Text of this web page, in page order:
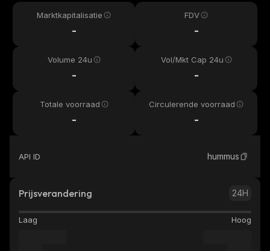
Marktkapitalisatie
-
FDV
-
Volume 24u
-
Vol/Mkt Cap 24u
-
Totale voorraad
-
Circulerende voorraad
-
API ID hummus
Prijsverandering 24H
Laag Hoog